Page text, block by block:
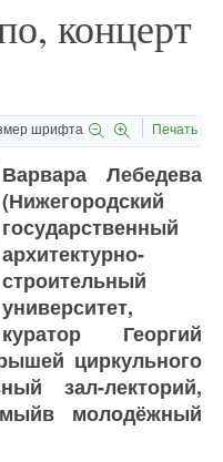
концерт
шрифта Печать
Варвара Лебедева
(Нижегородский
государственный
архитектурно-
строительный
университет,
куратор Георгий
циркульного
зал-лекторий,
молодёжный